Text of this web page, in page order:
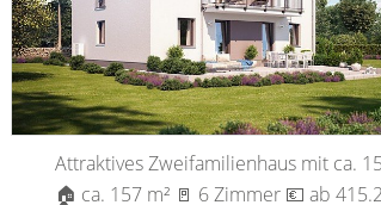
Attraktives Zweifamilienhaus mit ca.
🏠 ca. 157 m² 🚪 6 Zimmer 💶 ab